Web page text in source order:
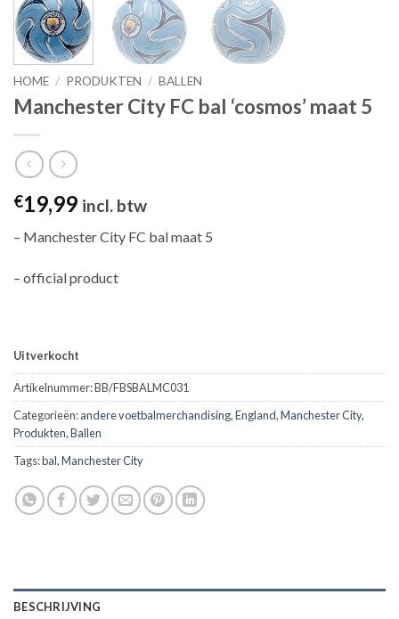
HOME / PRODUKTEN / BALLEN
Manchester City FC bal ‘cosmos’ maat 5
€19,99 incl. btw
– Manchester City FC bal maat 5
– official product
Uitverkocht
Artikelnummer:BB/FBSBALMC031
Categorieën:andere voetbalmerchandising,England,Manchester City,
Produkten,Ballen
Tags:bal,Manchester City
BESCHRIJVING